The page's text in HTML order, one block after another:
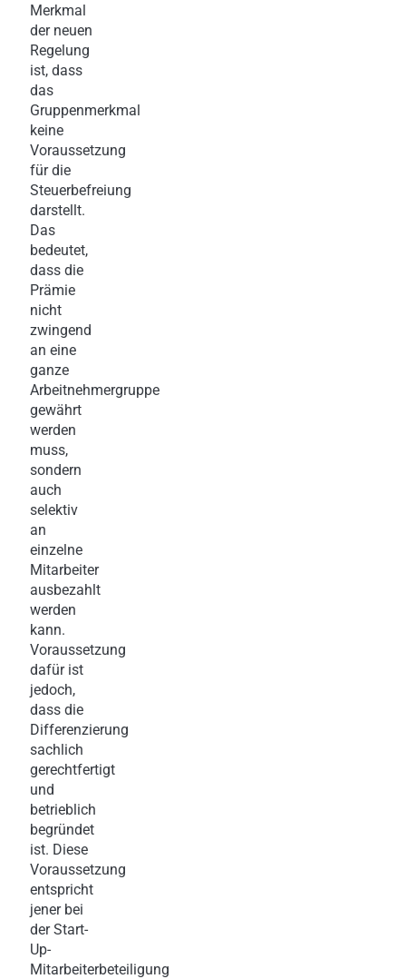
Merkmal
der neuen
Regelung
ist, dass
das
Gruppenmerkmal
keine
Voraussetzung
für die
Steuerbefreiung
darstellt.
Das
bedeutet,
dass die
Prämie
nicht
zwingend
an eine
ganze
Arbeitnehmergruppe
gewährt
werden
muss,
sondern
auch
selektiv
an
einzelne
Mitarbeiter
ausbezahlt
werden
kann.
Voraussetzung
dafür ist
jedoch,
dass die
Differenzierung
sachlich
gerechtfertigt
und
betrieblich
begründet
ist. Diese
Voraussetzung
entspricht
jener bei
der Start-
Up-
Mitarbeiterbeteiligung